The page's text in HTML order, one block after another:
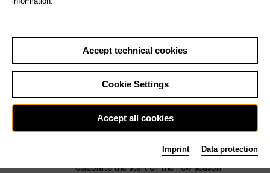
Sat29.8.
Ballet Main stage Staatsballett Berlin
12:00 Eröffnungswochenende
Deutsche Oper Berlin opens its doors to
celebrate the start of the new season
Accept technical cookies
Cookie Settings
Accept all cookies
Imprint Data protection